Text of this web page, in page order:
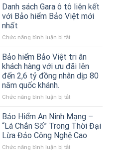
cho
người
mới
đầu
hiểm
thân
vỏ
ô
của
Bảo
hiểm
Bảo
Danh sách Gara ô tô liên kết
với Bảo hiểm Bảo Việt mới
nhất
Chức năng bình luận bị tắtở
sách
Gara
ô
tô
kết
Bảo
hiểm
Bảo
Việt
mới
Bảo hiểm Bảo Việt tri ân
khách hàng với ưu đãi lên
đến 2,6 tỷ đồng nhân dịp 80
năm quốc khánh.
Chức năng bình luận bị tắtở
hiểm
Bảo
Việt
tri
ân
Bảo Hiểm An Ninh Mạng –
“Lá Chắn Số” Trong Thời Đại
Lừa Đảo Công Nghệ Cao
Chức năng bình luận bị tắtở